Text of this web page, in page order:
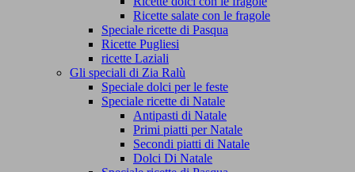
Ricette salate con le fragole
Speciale ricette di Pasqua
Ricette Pugliesi
ricette Laziali
Gli speciali di Zia Ralù
Speciale dolci per le feste
Speciale ricette di Natale
Antipasti di Natale
Primi piatti per Natale
Secondi piatti di Natale
Dolci Di Natale